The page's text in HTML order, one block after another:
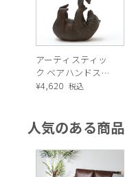
アーティスティッ
ク ベアハンドスタ
ンド オブジェ
¥4,620 税込
人気のある商品